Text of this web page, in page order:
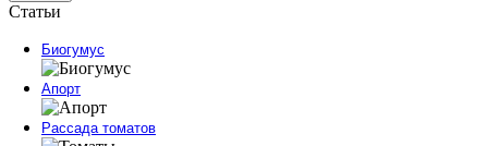
Статьи
Биогумус
Апорт
Рассада томатов